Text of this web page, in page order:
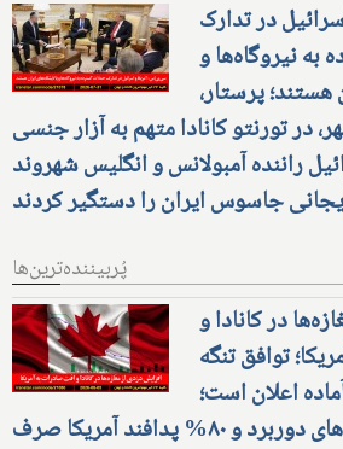
در تدارک
نیروگاه‌ها و
هستند؛ پرستار،
در تورنتو کانادا متهم به آزار جنسی
راننده آمبولانس و انگلیس شهروند
جاسوس ایران را دستگیر کردند
پُربیننده‌ترین‌ها
در کانادا و
توافق تنگه
اعلان است؛
تقریبا تمامی موشک‌های دوربرد و ۸۰% پدافند آمریکا صرف